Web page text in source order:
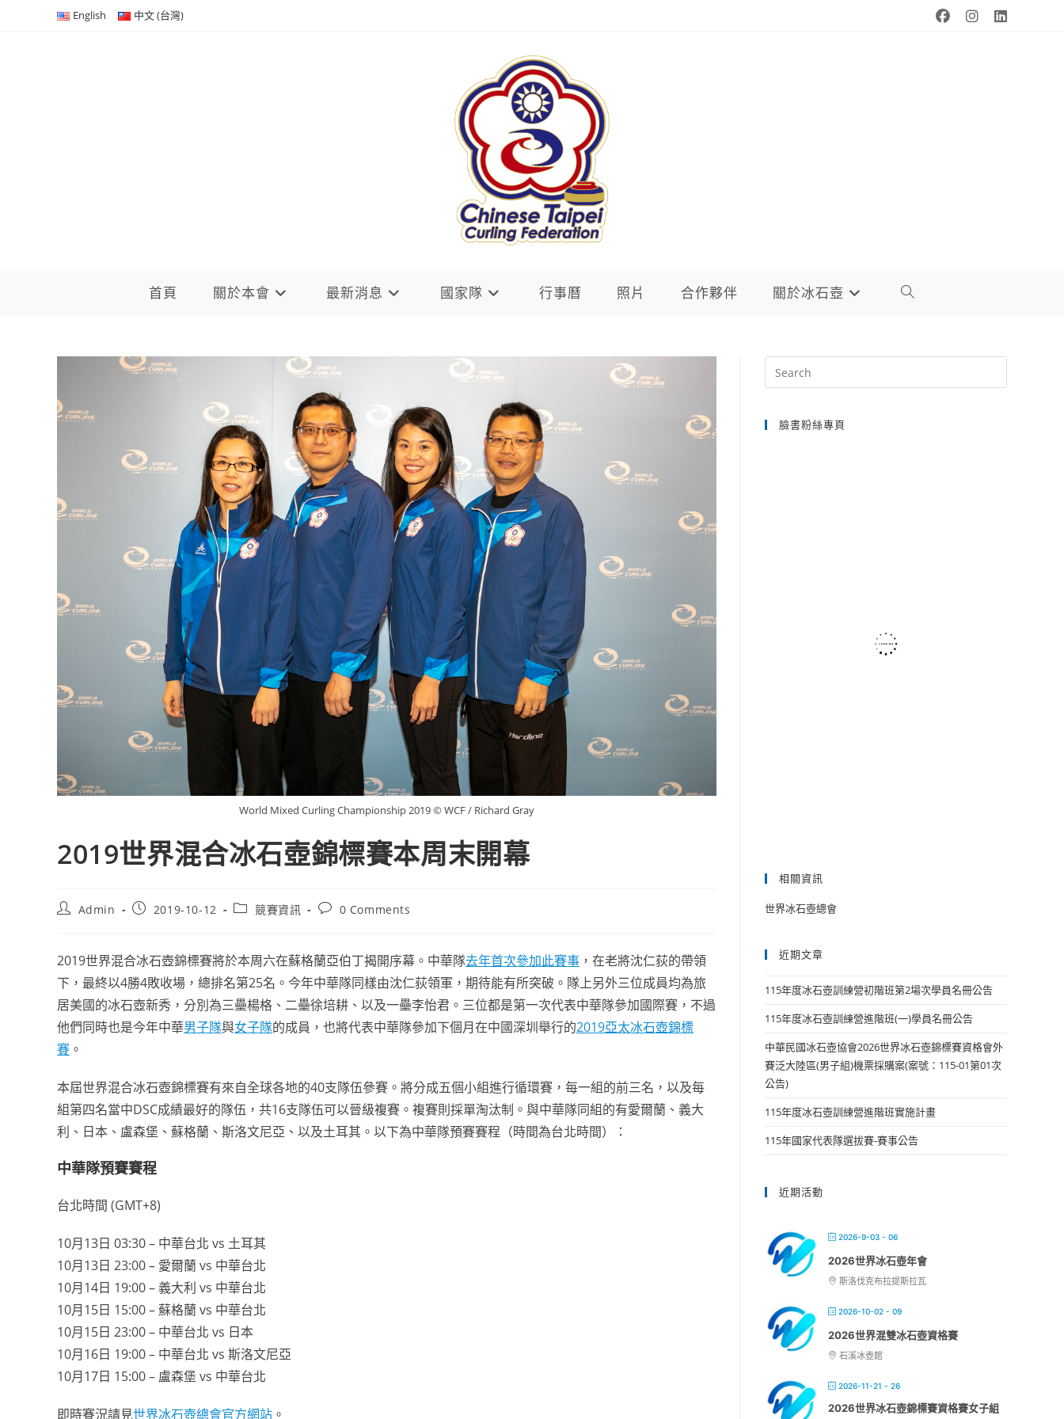
English 中文 (台灣)
首頁 關於本會 最新消息 國家隊 行事曆 照片 合作夥伴 關於冰石壺 TOGGLE
SEARCH
World Mixed Curling Championship 2019 © WCF / Richard Gray
2019世界混合冰石壺錦標賽本周末開幕
PostAdmin
Post2019-10-12
Post競賽資訊
Post0 Comments
2019世界混合冰石壺錦標賽將於本周六在蘇格蘭亞伯丁揭開序幕。中華隊去年首次參加此賽事 ，在老將沈仁荻的帶領
下，最終以4勝4敗收場，總排名第25名。今年中華隊同樣由沈仁荻領軍，期待能有所突破。隊上另外三位成員均為旅
居美國的冰石壺新秀，分別為三壘楊格、二壘徐培耕、以及一壘李怡君。三位都是第一次代表中華隊參加國際賽，不過
他們同時也是今年中華男子隊與女子隊的成員，也將代表中華隊參加下個月在中國深圳舉行的2019亞太冰石壺錦標
賽 。
本屆世界混合冰石壺錦標賽有來自全球各地的40支隊伍參賽。將分成五個小組進行循環賽，每一組的前三名，以及每
組第四名當中DSC成績最好的隊伍，共16支隊伍可以晉級複賽。複賽則採單淘汰制。與中華隊同組的有愛爾蘭、義大
利、日本、盧森堡、蘇格蘭、斯洛文尼亞、以及土耳其。以下為中華隊預賽賽程（時間為台北時間）：
中華隊預賽賽程
台北時間 (GMT+8)
10月13日 03:30 – 中華台北 vs 土耳其
10月13日 23:00 – 愛爾蘭 vs 中華台北
10月14日 19:00 – 義大利 vs 中華台北
10月15日 15:00 – 蘇格蘭 vs 中華台北
10月15日 23:00 – 中華台北 vs 日本
10月16日 19:00 – 中華台北 vs 斯洛文尼亞
10月17日 15:00 – 盧森堡 vs 中華台北
即時賽況請見世界冰石壺總會官方網站 。
Escape
臉書粉絲專頁
相關資訊
世界冰石壺總會
近期文章
115年度冰石壺訓練營初階班第2場次學員名冊公告
115年度冰石壺訓練營進階班(一)學員名冊公告
中華民國冰石壺協會2026世界冰石壺錦標賽資格會外
賽泛大陸區(男子組)機票採購案(案號：115-01第01次
公告)
115年度冰石壺訓練營進階班實施計畫
115年國家代表隊選拔賽-賽事公告
近期活動
2026-9-03 - 06
2026世界冰石壺年會
斯洛伐克布拉提斯拉瓦
2026-10-02 - 09
2026世界混雙冰石壺資格賽
石溪冰壺館
2026-11-21 - 26
2026世界冰石壺錦標賽資格賽女子組